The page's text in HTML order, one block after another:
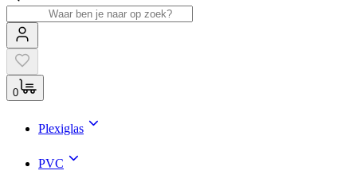
0
Plexiglas
PVC